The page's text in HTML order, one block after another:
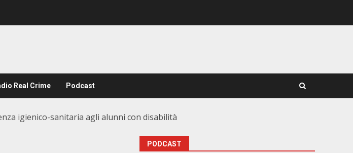
Real Crime Podcast
igienico-sanitaria agli alunni con disabilità
PODCAST